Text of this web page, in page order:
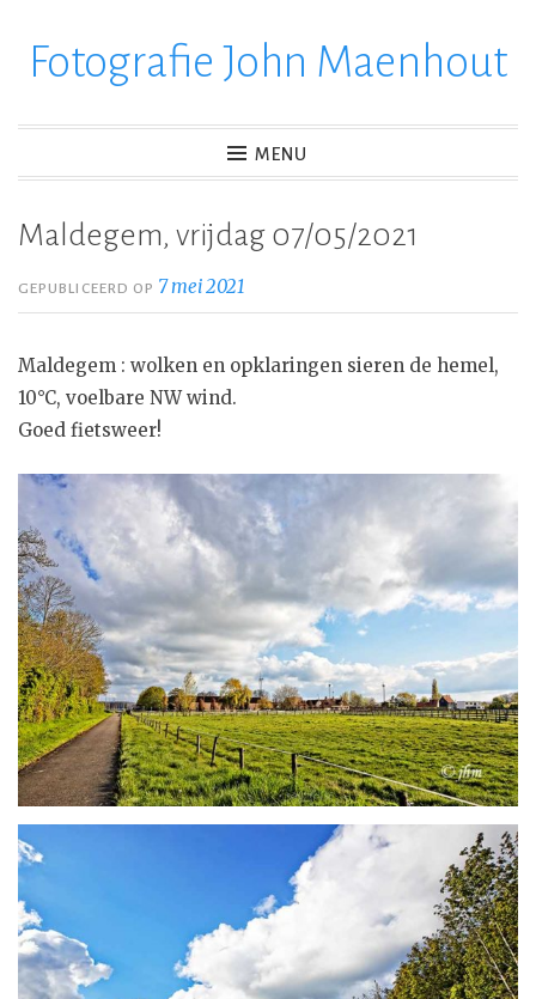
verderFotografie John Maenhout
MENU
Maldegem, vrijdag 07/05/2021
GEPUBLICEERD OP 7 mei 2021
Maldegem : wolken en opklaringen sieren de hemel,
10°C, voelbare NW wind.
Goed fietsweer!